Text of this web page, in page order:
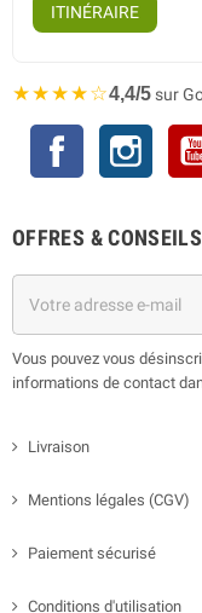
ITINÉRAIRE
★★★★☆4,4/5sur
Facebook
OFFRES &
Vous pouvez vous
informations de contact
Livraison
Mentions légales (CGV)
Paiement sécurisé
Conditions d'utilisation